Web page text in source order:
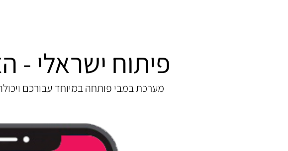
פיתוח ישראלי -
מערכת במבי פותחה במיוחד עבורכם